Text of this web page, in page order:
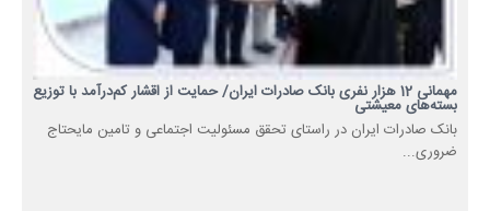
مهمانی 12 هزار نفری بانک صادرات ایران/ حمایت از اقشار کم‌درآمد با توزیع
بسته‌های معیشتی
​بانک صادرات ایران در راستای تحقق مسئولیت اجتماعی و تامین مایحتاج
ضروری...